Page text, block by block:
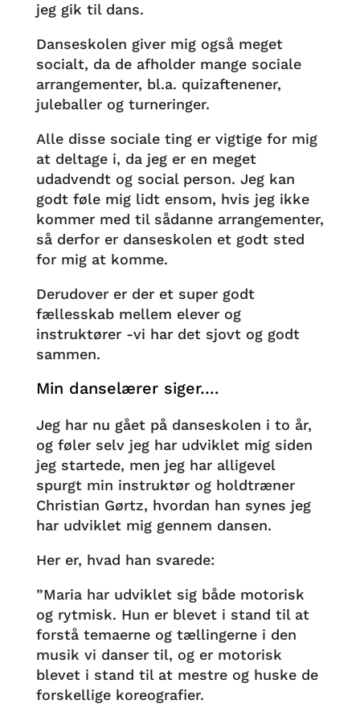
jeg gik til dans.
Danseskolen giver mig også meget
socialt, da de afholder mange sociale
arrangementer, bl.a. quizaftenener,
juleballer og turneringer.
Alle disse sociale ting er vigtige for mig
at deltage i, da jeg er en meget
udadvendt og social person. Jeg kan
godt føle mig lidt ensom, hvis jeg ikke
kommer med til sådanne arrangementer,
så derfor er danseskolen et godt sted
for mig at komme.
Derudover er der et super godt
fællesskab mellem elever og
instruktører -vi har det sjovt og godt
sammen.
Min danselærer siger….
Jeg har nu gået på danseskolen i to år,
og føler selv jeg har udviklet mig siden
jeg startede, men jeg har alligevel
spurgt min instruktør og holdtræner
Christian Gørtz, hvordan han synes jeg
har udviklet mig gennem dansen.
Her er, hvad han svarede:
”Maria har udviklet sig både motorisk
og rytmisk. Hun er blevet i stand til at
forstå temaerne og tællingerne i den
musik vi danser til, og er motorisk
blevet i stand til at mestre og huske de
forskellige koreografier.